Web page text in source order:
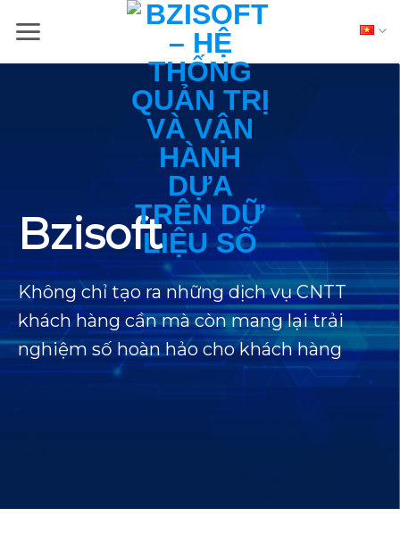
Bzisoft
Không chỉ tạo ra những dịch vụ CNTT
khách hàng cần mà còn mang lại trải
nghiệm số hoàn hảo cho khách hàng